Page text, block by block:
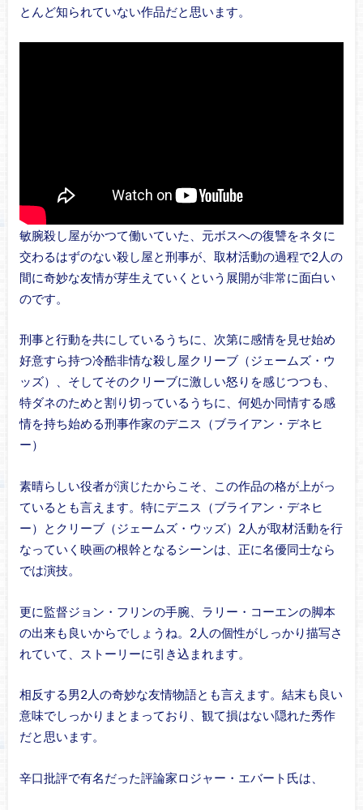
とんど知られていない作品だと思います。
敏腕殺し屋がかつて働いていた、元ボスへの復讐をネタに
交わるはずのない殺し屋と刑事が、取材活動の過程で2人の
間に奇妙な友情が芽生えていくという展開が非常に面白い
のです。
刑事と行動を共にしているうちに、次第に感情を見せ始め
好意すら持つ冷酷非情な殺し屋クリーブ（ジェームズ・ウ
ッズ）、そしてそのクリーブに激しい怒りを感じつつも、
特ダネのためと割り切っているうちに、何処か同情する感
情を持ち始める刑事作家のデニス（ブライアン・デネヒ
ー）
素晴らしい役者が演じたからこそ、この作品の格が上がっ
ているとも言えます。特にデニス（ブライアン・デネヒ
ー）とクリーブ（ジェームズ・ウッズ）2人が取材活動を行
なっていく映画の根幹となるシーンは、正に名優同士なら
では演技。
更に監督ジョン・フリンの手腕、ラリー・コーエンの脚本
の出来も良いからでしょうね。2人の個性がしっかり描写さ
れていて、ストーリーに引き込まれます。
相反する男2人の奇妙な友情物語とも言えます。結末も良い
意味でしっかりまとまっており、観て損はない隠れた秀作
だと思います。
辛口批評で有名だった評論家ロジャー・エバート氏は、